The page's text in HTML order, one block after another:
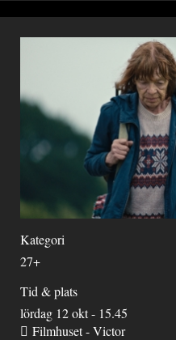
Kategori
27+
Tid & plats
lördag 12 okt - 15.45
Filmhuset - Victor